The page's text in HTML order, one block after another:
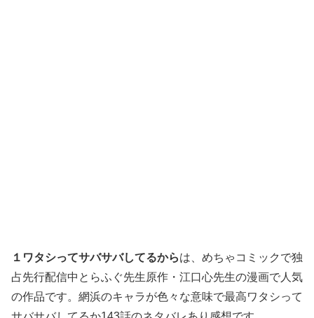
１ワタシってサバサバしてるからは、めちゃコミックで独
占先行配信中 とらふぐ先生原作・ 江口心先生の漫画で 人気
の作品です。網浜のキャラが色々な意味で最高ワタシって